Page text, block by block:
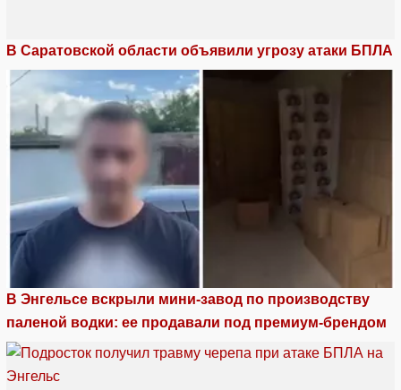
В Саратовской области объявили угрозу атаки БПЛА
В Энгельсе вскрыли мини-завод по производству
паленой водки: ее продавали под премиум-брендом